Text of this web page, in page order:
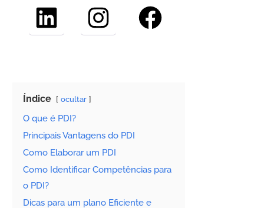
LinkedInInstagramFacebook
Índice ocultar
O que é PDI?
Principais Vantagens do PDI
Como Elaborar um PDI
Como Identificar Competências para
o PDI?
Dicas para um plano Eficiente e